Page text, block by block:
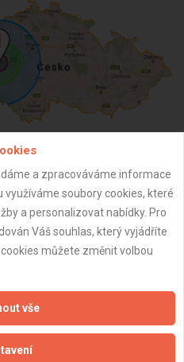
dne 31.12.2023 00:45:11
a řemeslníci
a zpracováváme informace
využíváme soubory cookies, které
a personalizovat nabídky. Pro
Váš souhlas, který vyjádříte
můžete změnit volbou
vše